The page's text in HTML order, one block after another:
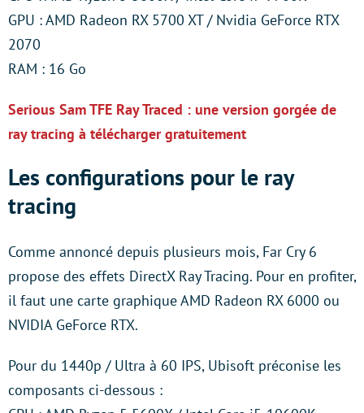
GPU : AMD Radeon RX 5700 XT / Nvidia GeForce RTX
2070
RAM : 16 Go
Serious Sam TFE Ray Traced : une version gorgée de
ray tracing à télécharger gratuitement
Les configurations pour le ray
tracing
Comme annoncé depuis plusieurs mois, Far Cry 6
propose des effets DirectX Ray Tracing. Pour en profiter,
il faut une carte graphique AMD Radeon RX 6000 ou
NVIDIA GeForce RTX.
Pour du 1440p / Ultra à 60 IPS, Ubisoft préconise les
composants ci-dessous :